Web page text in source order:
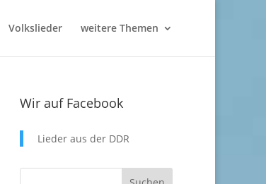
Volkslieder weitere Themen
Wir auf Facebook
Lieder aus der DDR